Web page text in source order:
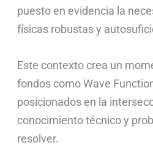
puesto en evidencia la
físicas robustas y
Este contexto crea un
fondos como Wave
posicionados en la
conocimiento técnico y
resolver.